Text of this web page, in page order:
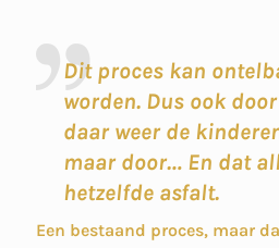
Dit proces kan
worden. Dus ook
daar weer de
maar door… En dat
hetzelfde asfalt.
Een bestaand proces, maar